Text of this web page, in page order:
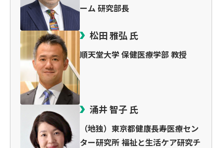
ーム 研究部長
松田 雅弘 氏
順天堂大学 保健医療学部 教授
涌井 智子 氏
（地独）東京都健康長寿医療セン
ター研究所 福祉と生活ケア研究チ